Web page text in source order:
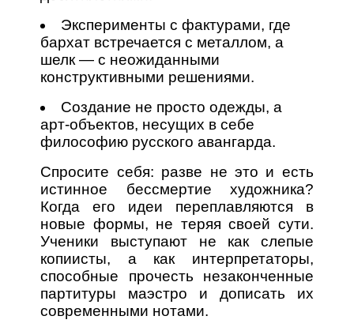
Эксперименты с фактурами, где
бархат встречается с металлом, а
шелк — с неожиданными
конструктивными решениями.
Создание не просто одежды, а
арт-объектов, несущих в себе
философию русского авангарда.
Спросите себя: разве не это и есть
истинное бессмертие художника?
Когда его идеи переплавляются в
новые формы, не теряя своей сути.
Ученики выступают не как слепые
копиисты, а как интерпретаторы,
способные прочесть незаконченные
партитуры маэстро и дописать их
современными нотами.